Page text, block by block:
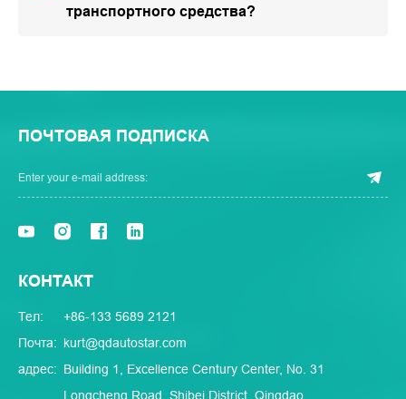
транспортного средства?
ПОЧТОВАЯ ПОДПИСКА
КОНТАКТ
Тел:
+86-133 5689 2121
Почта: kurt@qdautostar.com
адрес: Building 1, Excellence Century Center, No. 31
Longcheng Road, Shibei District, Qingdao